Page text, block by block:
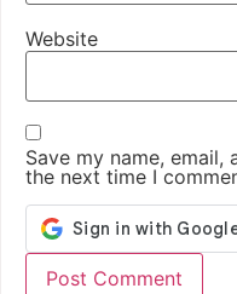
Website
Save my name,
the next time I